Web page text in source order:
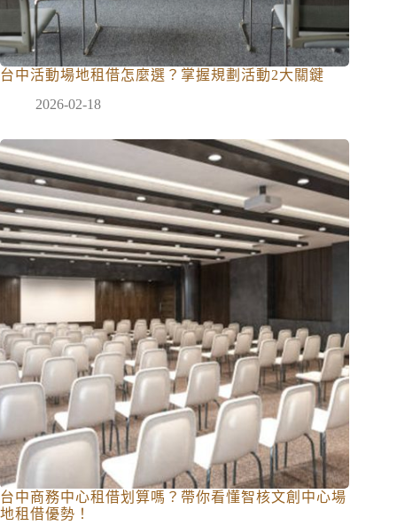
台中活動場地租借怎麼選？掌握規劃活動2大關鍵
2026-02-18
台中商務中心租借划算嗎？帶你看懂智核文創中心場
地租借優勢！